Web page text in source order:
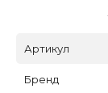
Артикул
Бренд